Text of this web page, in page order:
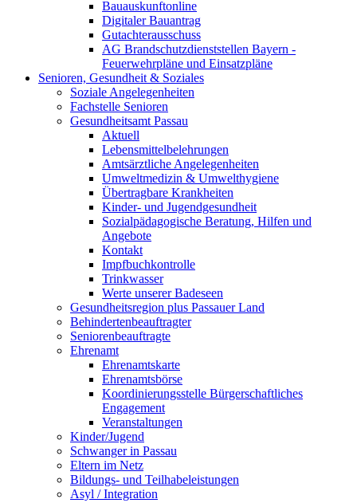
Bauauskunftonline
Digitaler Bauantrag
Gutachterausschuss
AG Brandschutzdienststellen Bayern -
Feuerwehrpläne und Einsatzpläne
Senioren, Gesundheit & Soziales
Soziale Angelegenheiten
Fachstelle Senioren
Gesundheitsamt Passau
Aktuell
Lebensmittelbelehrungen
Amtsärztliche Angelegenheiten
Umweltmedizin & Umwelthygiene
Übertragbare Krankheiten
Kinder- und Jugendgesundheit
Sozialpädagogische Beratung, Hilfen und
Angebote
Kontakt
Impfbuchkontrolle
Trinkwasser
Werte unserer Badeseen
Gesundheitsregion plus Passauer Land
Behindertenbeauftragter
Seniorenbeauftragte
Ehrenamt
Ehrenamtskarte
Ehrenamtsbörse
Koordinierungsstelle Bürgerschaftliches
Engagement
Veranstaltungen
Kinder/Jugend
Schwanger in Passau
Eltern im Netz
Bildungs- und Teilhabeleistungen
Asyl / Integration